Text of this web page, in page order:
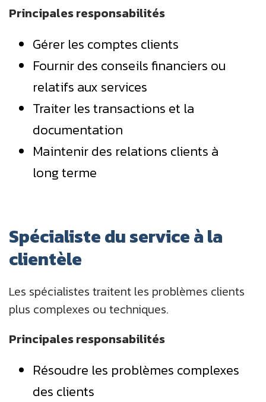
Principales responsabilités
Gérer les comptes clients
Fournir des conseils financiers ou
relatifs aux services
Traiter les transactions et la
documentation
Maintenir des relations clients à
long terme
Spécialiste du service à la
clientèle
Les spécialistes traitent les problèmes clients
plus complexes ou techniques.
Principales responsabilités
Résoudre les problèmes complexes
des clients